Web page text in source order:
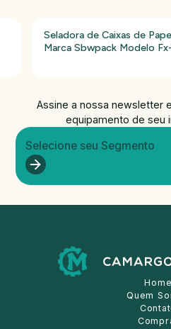
Seladora de Caixas de
Marca Sbwpack Modelo
Assine a nossa newsletter
equipamento de seu
Selecione seu Segmento
Home
Quem